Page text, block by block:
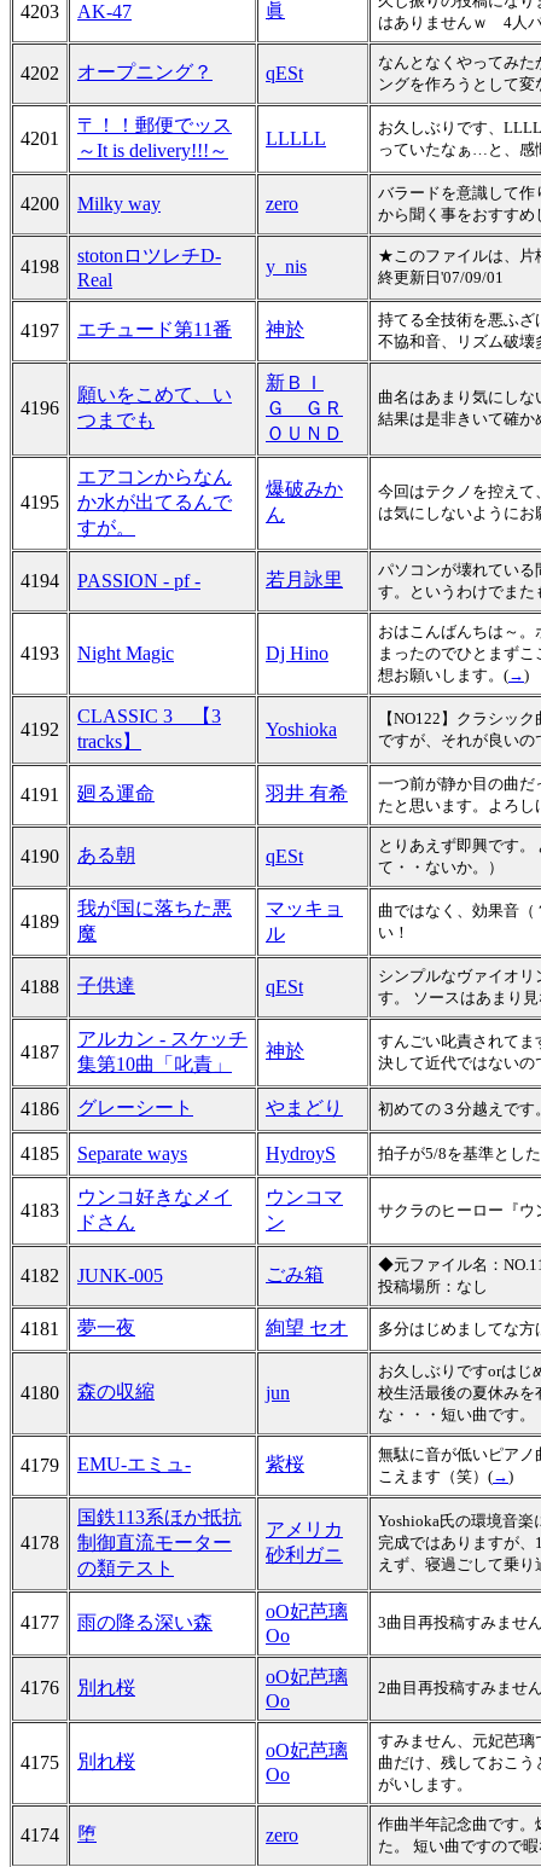
4203 AK-47 眞
はありませんｗ 4人
4202 オープニング？ qESt
なんとなくやってみ
ングを作ろうとして
4201
〒！！郵便でッス
～It is delivery!!!～
LLLLL
お久しぶりです、
っていたなぁ…と、感
4200 Milky way zero
バラードを意識して
から聞く事をおすすめ
4198
stotonロツレチD-
Real
y_nis
★このファイルは、片
終更新日'07/09/01
4197 エチュード第11番 神於
持てる全技術を悪ふ
不協和音、リズム破壊
4196
願いをこめて、い
つまでも
新ＢＩ
Ｇ ＧＲ
ＯＵＮＤ
曲名はあまり気にし
結果は是非きいて確
4195
エアコンからなん
か水が出てるんで
すが。
爆破みか
ん
今回はテクノを控え
は気にしないようにお
4194 PASSION - pf - 若月詠里
パソコンが壊れてい
す。というわけでま
4193 Night Magic Dj Hino
おはこんばんちは～
まったのでひとまず
想お願いします。(→)
4192
CLASSIC 3 【3
tracks】
Yoshioka
【NO122】クラシッ
ですが、それが良いの
4191 廻る運命 羽井 有希
一つ前が静か目の曲
たと思います。よろし
4190 ある朝 qESt
とりあえず即興です
て・・ないか。）
4189
我が国に落ちた悪
魔
マッキョ
ル
曲ではなく、効果音
い！
4188 子供達 qESt
シンプルなヴァイオ
す。 ソースはあまり
4187
アルカン - スケッチ
集第10曲「叱責」
神於
すんごい叱責されて
決して近代ではない
4186 グレーシート やまどり 初めての３分越えで
4185 Separate ways HydroyS 拍子が5/8を基準とし
4183
ウンコ好きなメイ
ドさん
ウンコマ
ン
サクラのヒーロー『
4182 JUNK-005 ごみ箱
◆元ファイル名：
投稿場所：なし
4181 夢一夜 絢望 セオ 多分はじめましてな
4180 森の収縮 jun
お久しぶりですorはじ
校生活最後の夏休み
な・・・短い曲です。
4179 EMU-エミュ- 紫桜
無駄に音が低いピア
こえます（笑）(→)
4178
国鉄113系ほか抵抗
制御直流モーター
の類テスト
アメリカ
砂利ガニ
Yoshioka氏の環境音
完成ではありますが
えず、寝過ごして乗
4177 雨の降る深い森
oO妃芭璃
Oo
3曲目再投稿すみませ
4176 別れ桜
oO妃芭璃
Oo
2曲目再投稿すみませ
4175 別れ桜
oO妃芭璃
Oo
すみません、元妃芭璃
曲だけ、残しておこ
がいします。
4174 堕 zero
作曲半年記念曲です
た。 短い曲ですので